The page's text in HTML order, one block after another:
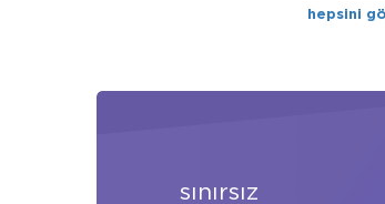
hepsini
sınırsız